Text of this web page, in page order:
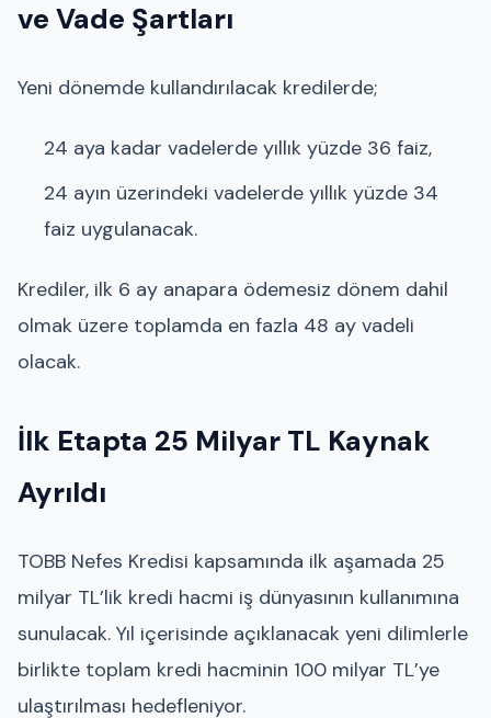
ve Vade Şartları
Yeni dönemde kullandırılacak kredilerde;
24 aya kadar vadelerde yıllık yüzde 36 faiz,
24 ayın üzerindeki vadelerde yıllık yüzde 34
faiz uygulanacak.
Krediler, ilk 6 ay anapara ödemesiz dönem dahil
olmak üzere toplamda en fazla 48 ay vadeli
olacak.
İlk Etapta 25 Milyar TL Kaynak
Ayrıldı
TOBB Nefes Kredisi kapsamında ilk aşamada 25
milyar TL’lik kredi hacmi iş dünyasının kullanımına
sunulacak. Yıl içerisinde açıklanacak yeni dilimlerle
birlikte toplam kredi hacminin 100 milyar TL’ye
ulaştırılması hedefleniyor.